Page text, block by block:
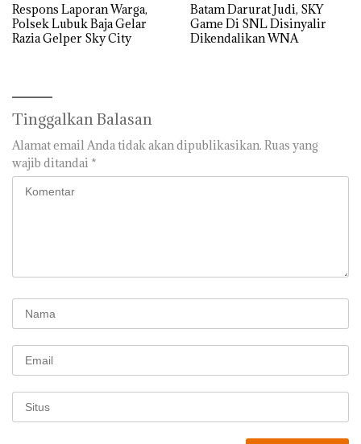
Respons Laporan Warga,
Polsek Lubuk Baja Gelar
Razia Gelper Sky City
Batam Darurat Judi, SKY
Game Di SNL Disinyalir
Dikendalikan WNA
Tinggalkan Balasan
Alamat email Anda tidak akan dipublikasikan. Ruas yang
wajib ditandai *